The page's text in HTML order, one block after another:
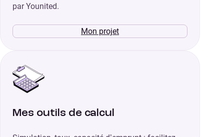
par Younited.
Mon projet
Mes outils de calcul